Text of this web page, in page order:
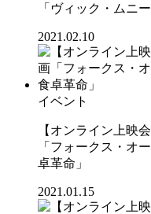
「ヴィック・ムニ
2021.02.10
イベント
【オンライン上映
「フォークス・オ
卓革命」
2021.01.15